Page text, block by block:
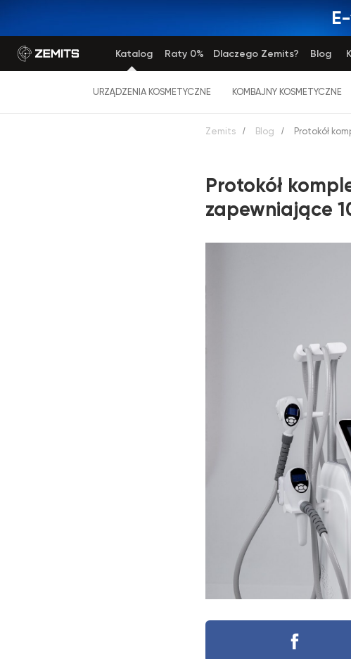
Katalog Blog
Raty 0% Dlaczego Zemits?
URZĄDZENIA KOSMETYCZNE KOMBAJNY KOSMETYCZNE
Zemits / Blog / Protokół
Protokół
zapewniające